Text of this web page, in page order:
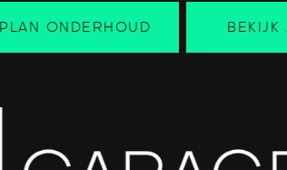
PLAN ONDERHOUD BEKIJK